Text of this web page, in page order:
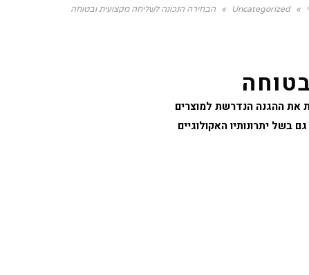
»
Uncategorized
» הבחירה הנכונה לשליחה מקצועית ובטוחה
את ההגנה הנדרשת למוצרים
בשל יתרונותיו האקולוגיים